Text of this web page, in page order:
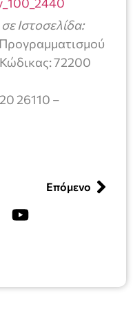
Ιστοσελίδα:
72200
26110 –
Επόμενο